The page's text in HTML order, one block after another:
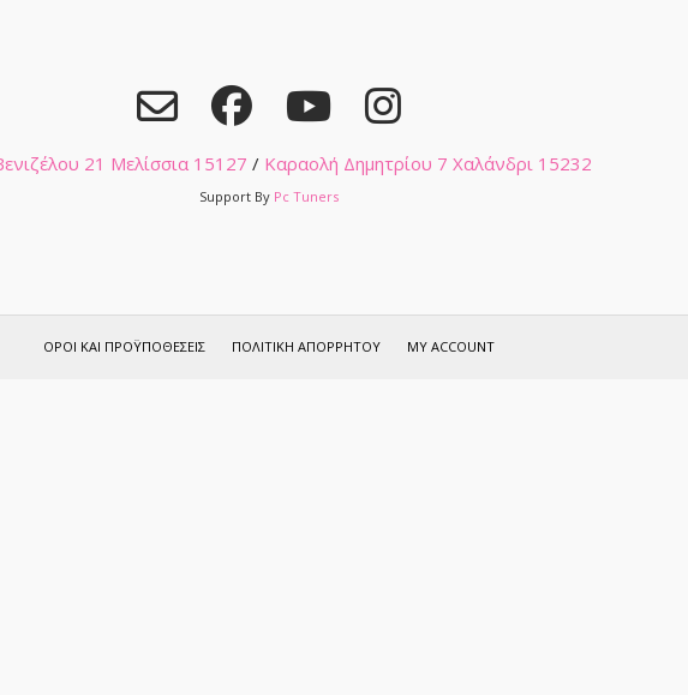
21 Μελίσσια 15127 / Καραολή Δημητρίου 7 Χαλάνδρι 15232
Support By Pc Tuners
ΌΡΟΙ ΚΑΙ ΠΡΟΫΠΟΘΈΣΕΙΣ ΠΟΛΙΤΙΚΉ ΑΠΟΡΡΉΤΟΥ MY ACCOUNT